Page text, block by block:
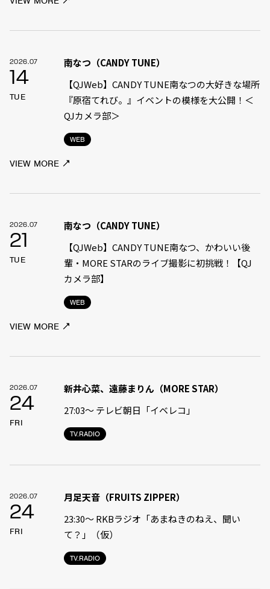
2026.07
14
TUE
WEB
南なつ（CANDY TUNE）
【QJWeb】CANDY TUNE南なつの大好きな場所
『原宿てれび。』イベントの模様を大公開！＜
QJカメラ部＞
VIEW MORE
2026.07
21
TUE
WEB
南なつ（CANDY TUNE）
【QJWeb】CANDY TUNE南なつ、かわいい後
輩・MORE STARのライブ撮影に初挑戦！【QJ
カメラ部】
VIEW MORE
2026.07
24
FRI
TV.RADIO
新井心菜、遠藤まりん（MORE STAR）
27:03〜 テレビ朝日「イベレコ」
2026.07
24
FRI
TV.RADIO
月足天音（FRUITS ZIPPER）
23:30〜 RKBラジオ「あまねきのねえ、聞い
て？」（仮）